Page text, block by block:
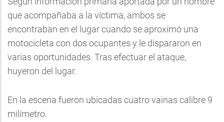
que acompañaba a la víctima, ambos se
encontraban en el lugar cuando se aproximó una
motocicleta con dos ocupantes y le dispararon en
varias oportunidades. Tras efectuar el ataque,
huyeron del lugar.
En la escena fueron ubicadas cuatro vainas calibre 9
milímetro.